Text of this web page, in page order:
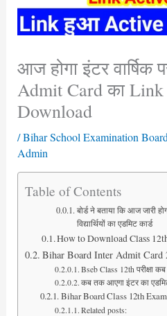
आज होगा इंटर वार्षिक
Admit Card का
Download
/Bihar School Examination Board
Admin
Table of Contents
बोर्ड ने बताया कि आज जारी
विद्यार्थियों का एडमिट कार्ड
How to Download Class
Bihar Board Inter Admit Card
Bseb Class 12th परीक्षा
कब तक आएगा इंटर का
Bihar Board Class 12th
Related posts: